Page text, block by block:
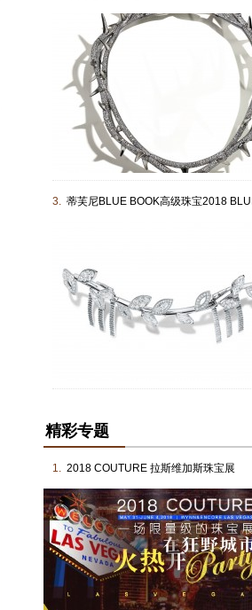
3. 蒂芙尼BLUE BOOK高级珠宝2018 BLUE BOOK蕨
精彩专题
1. 2018 COUTURE 拉斯维加斯珠宝展